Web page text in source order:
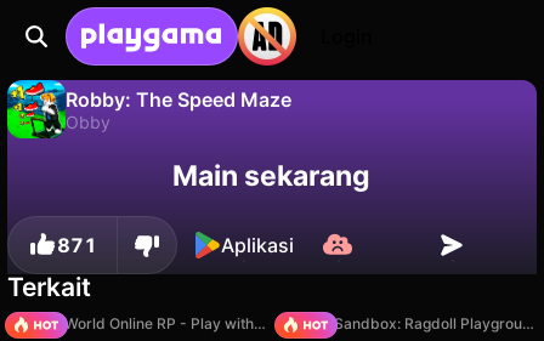
Robby: The Speed Maze
Obby
Simpan progresnya!
Main sekarang
871 Aplikasi
Terkait
Sprunki World Online RP - Play with Friends!
Sprunki Sandbox: Ragdoll Playground Mode